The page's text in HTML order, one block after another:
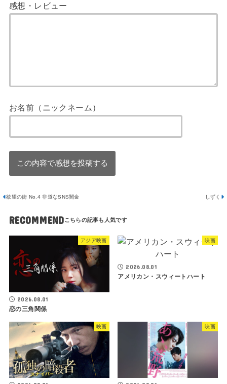
感想・レビュー
お名前（ニックネーム）
欲望の街 No.4 非道なSNS闇金 しずく
RECOMMEND
アジア映画
2026.08.01
恋の三角関係
映画
2026.08.01
アメリカン・スウィートハート
映画 映画